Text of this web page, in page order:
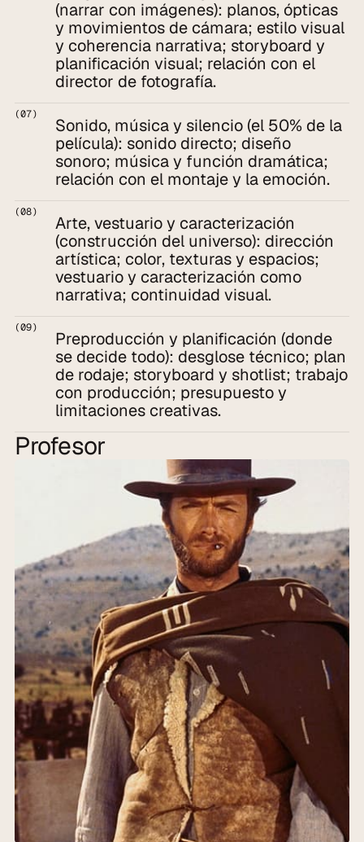
(narrar con imágenes): planos, ópticas
y movimientos de cámara; estilo visual
y coherencia narrativa; storyboard y
planificación visual; relación con el
director de fotografía.
(07)
Sonido, música y silencio (el 50% de la
película): sonido directo; diseño
sonoro; música y función dramática;
relación con el montaje y la emoción.
(08)
Arte, vestuario y caracterización
(construcción del universo): dirección
artística; color, texturas y espacios;
vestuario y caracterización como
narrativa; continuidad visual.
(09)
Preproducción y planificación (donde
se decide todo): desglose técnico; plan
de rodaje; storyboard y shotlist; trabajo
con producción; presupuesto y
limitaciones creativas.
Profesor